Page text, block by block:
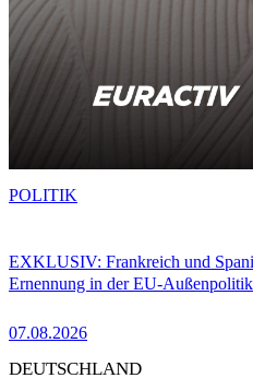
EXKLUSIV: Frankreich und
Ernennung in der EU-Außenpolitik
07.08.2026
POLITIK
DEUTSCHLAND